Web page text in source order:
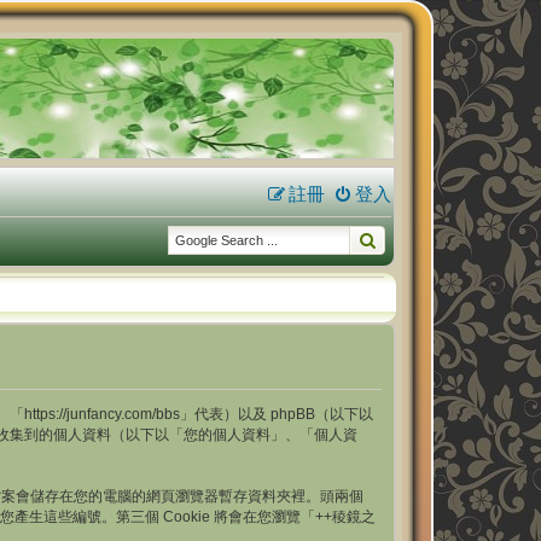
登入
註冊
https://junfancy.com/bbs」代表）以及 phpBB（以下以
到的個人資料（以下以「您的個人資料」、「個人資
會儲存在您的電腦的網頁瀏覽器暫存資料夾裡。頭兩個
產生這些編號。第三個 Cookie 將會在您瀏覽「++稜鏡之